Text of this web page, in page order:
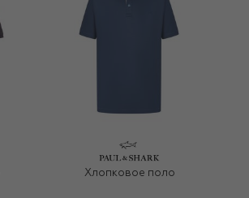
Хлопковое поло